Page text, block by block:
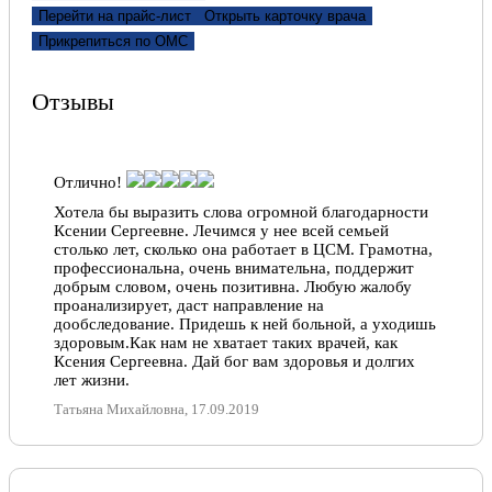
доктором Лапатиной Евгенией Сергеевной ребенку.
Внимательный мед.персонал, чистота и
аккуратность в клинике. Спасибо огромное за
Яна Шестак, 09.08.2018
С огромным заявлением, заявляю, что врач Лапатина
Евгения Сергеевна, огромный специалист своего
дела, моего ребенка за 1 день поставила на ноги. Мы
пришли с кашлем, который 4 часа не мог
прекратится. У нас был семейный отдых, прилетели
из Санкт-Петербурга сюда уже больные и там в
больнице назначили не правильное лечение, кашель
и состояние 2 лутнего ребенка только ухудшалось.
Лапатина Е.С. назначила правильное лечение, все
подробно рассказала, назначила анализы. Спасибо
огромное данной поликлинике и профессиональным
Отлично!
Иван, 31.08.2020
доктор,квалифицированный
специалист,профессионал своего дела.
Вадим, 31.08.2020
Перейти на прайс-лист
Открыть карточку врача
Прикрепиться по ОМС
Отзывы
Отлично!
Хотела бы выразить слова огромной благодарности
Ксении Сергеевне. Лечимся у нее всей семьей
столько лет, сколько она работает в ЦСМ. Грамотна,
профессиональна, очень внимательна, поддержит
добрым словом, очень позитивна. Любую жалобу
проанализирует, даст направление на
дообследование. Придешь к ней больной, а уходишь
здоровым.Как нам не хватает таких врачей, как
Ксения Сергеевна. Дай бог вам здоровья и долгих
лет жизни.
Татьяна Михайловна, 17.09.2019
Отлично!